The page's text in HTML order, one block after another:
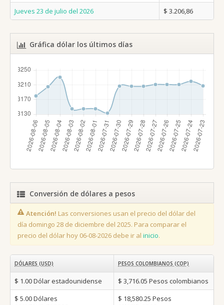
Jueves 23 de julio del 2026
$ 3.206,86
Gráfica dólar los últimos días
Conversión de dólares a pesos
Atención! Las conversiones usan el precio del dólar del
día domingo 28 de diciembre del 2025. Para comparar el
precio del dólar hoy 06-08-2026 debe ir al inicio.
DÓLARES (USD) PESOS COLOMBIANOS (COP)
$ 1.00Dólar estadounidense $ 3,716.05 Pesos colombianos
$ 5.00Dólares
$ 18,580.25 Pesos